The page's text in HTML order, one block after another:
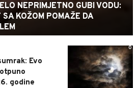
NEPRIMJETNO GUBI VODU:
KOŽOM POMAŽE DA
0
Evo
godine